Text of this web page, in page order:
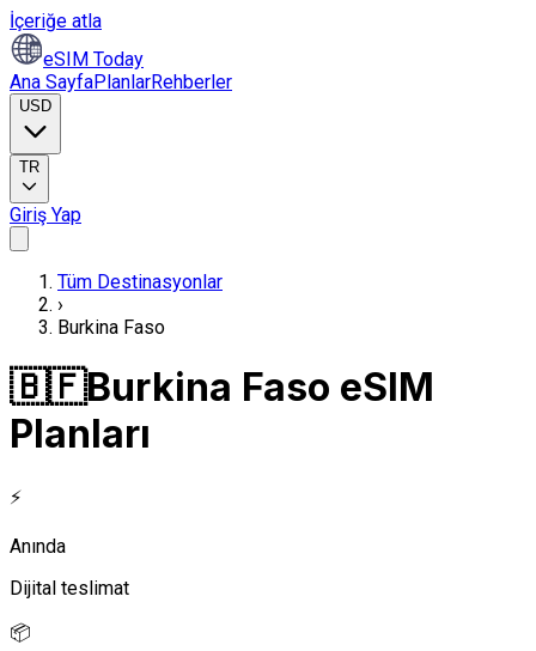
İçeriğe atla
eSIM Today
Ana SayfaPlanlarRehberler
USD
TR
Giriş Yap
Tüm Destinasyonlar
›
Burkina Faso
🇧🇫Burkina Faso eSIM
Planları
⚡
Anında
Dijital teslimat
📦